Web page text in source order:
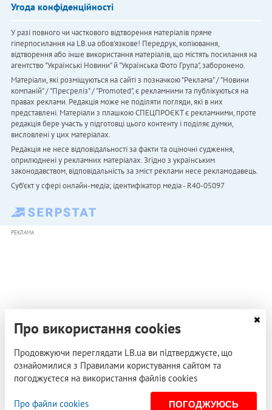
Угода конфіденційності
У разі повного чи часткового відтворення матеріалів пряме
гіперпосилання на LB.ua обов'язкове! Передрук, копіювання,
відтворення або інше використання матеріалів, що містять посилання на
агентство "Українськi Новини" й "Українська Фото Група", заборонено.
Матеріали, які розміщуються на сайті з позначкою "Реклама" / "Новини
компаній" / "Пресреліз" / "Promoted", є рекламними та публікуються на
правах реклами. Редакція може не поділяти погляди, які в них
представлені. Матеріали з плашкою СПЕЦПРОЄКТ є рекламними, проте
редакція бере участь у підготовці цього контенту і поділяє думки,
висловлені у цих матеріалах.
Редакція не несе відповідальності за факти та оціночні судження,
оприлюднені у рекламних матеріалах. Згідно з українським
законодавством, відповідальність за зміст реклами несе рекламодавець.
Cуб'єкт у сфері онлайн-медіа; ідентифікатор медіа - R40-05097
РЕКЛАМА
Про використання cookies
Продовжуючи переглядати LB.ua ви підтверджуєте, що
ознайомилися з Правилами користування сайтом та
погоджуєтеся на використання файлів cookies
Про файли cookies ПОГОДЖУЮСЬ